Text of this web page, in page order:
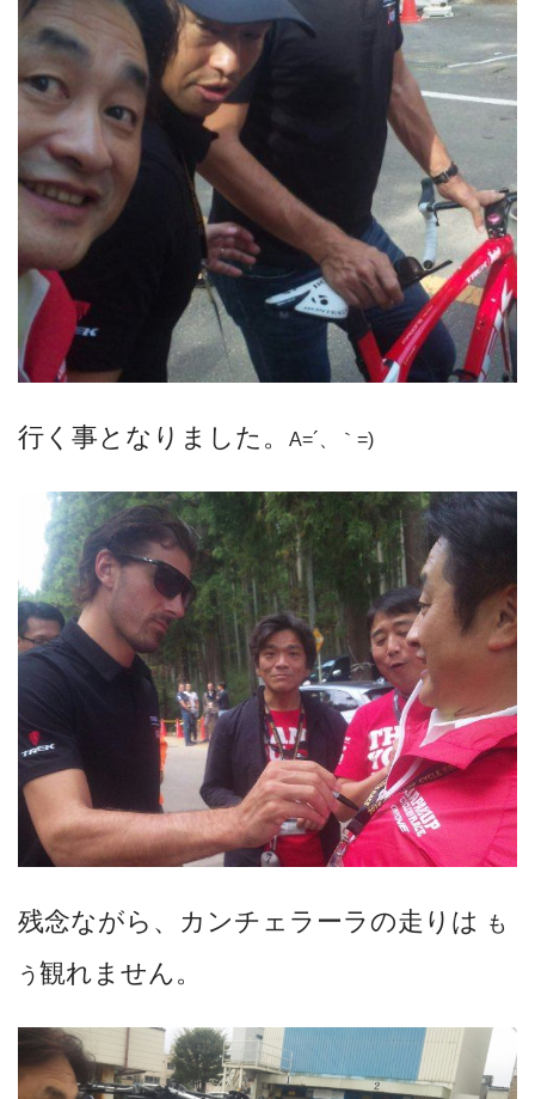
行く事となりました。 A=´、｀=)ゞ
残念ながら、カンチェラーラの走りは も
う 観れません。